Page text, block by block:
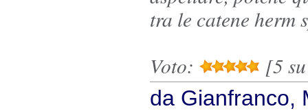
tra le catene herm
Voto:
[5
da Gianfranco,